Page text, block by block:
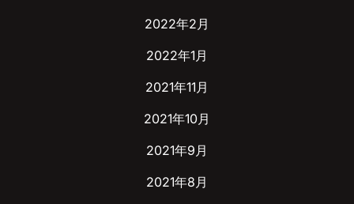
2022年2月
2022年1月
2021年11月
2021年10月
2021年9月
2021年8月